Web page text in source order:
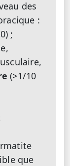
des
:
;
(>1/10
que